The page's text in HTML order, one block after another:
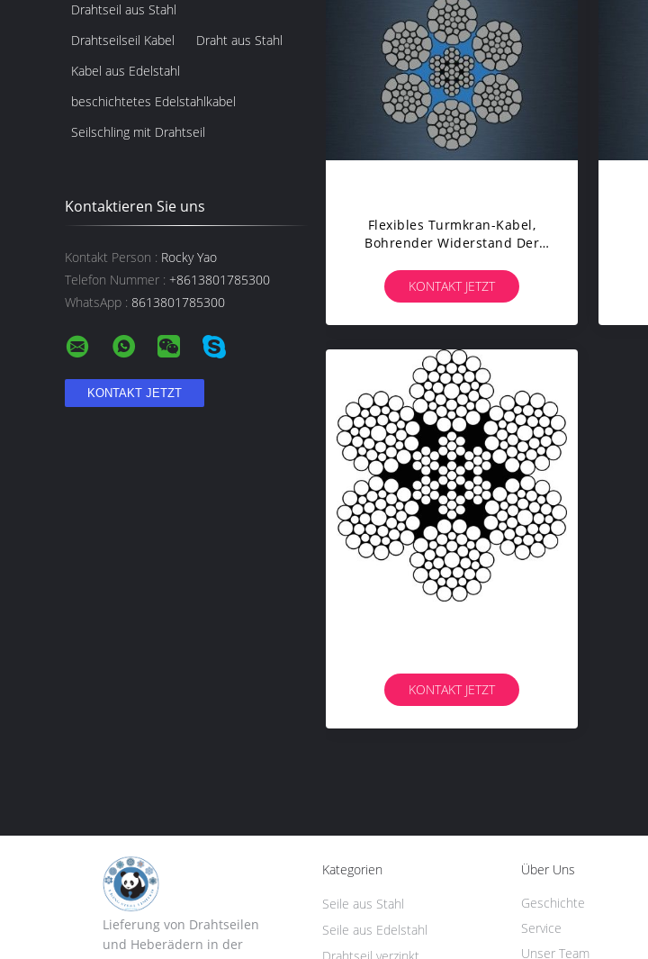
Drahtseil aus Stahl
Drahtseilseil Kabel
Draht aus Stahl
Kabel aus Edelstahl
beschichtetes Edelstahlkabel
Seilschling mit Drahtseil
Kontaktieren Sie uns
Kontakt Person : Rocky Yao
Telefon Nummer : +8613801785300
WhatsApp : 8613801785300
Flexibles Turmkran-Kabel,
Bohrender Widerstand Der
KONTAKT JETZT
KONTAKT JETZT
Lieferung von Drahtseilen
und Heberädern in der
Kategorien
Seile aus Stahl
Seile aus Edelstahl
Drahtseil verzinkt
Über Uns
Geschichte
Service
Unser Team